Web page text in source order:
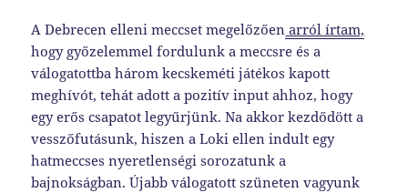
A Debrecen elleni meccset megelőzően arról írtam,
hogy győzelemmel fordulunk a meccsre és a
válogatottba három kecskeméti játékos kapott
meghívót, tehát adott a pozitív input ahhoz, hogy
egy erős csapatot legyűrjünk. Na akkor kezdődött a
vesszőfutásunk, hiszen a Loki ellen indult egy
hatmeccses nyeretlenségi sorozatunk a
bajnokságban. Újabb válogatott szüneten vagyunk